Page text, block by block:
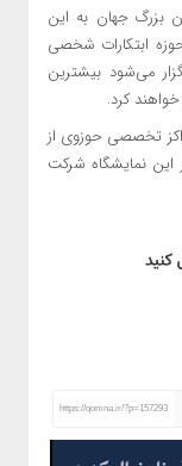
بزرگ جهان به این
ابتکارات شخصی
می‌شود بیشترین
کرد.
تخصصی حوزوی از
این نمایشگاه شرکت
https://qomna.ir/?p=157293